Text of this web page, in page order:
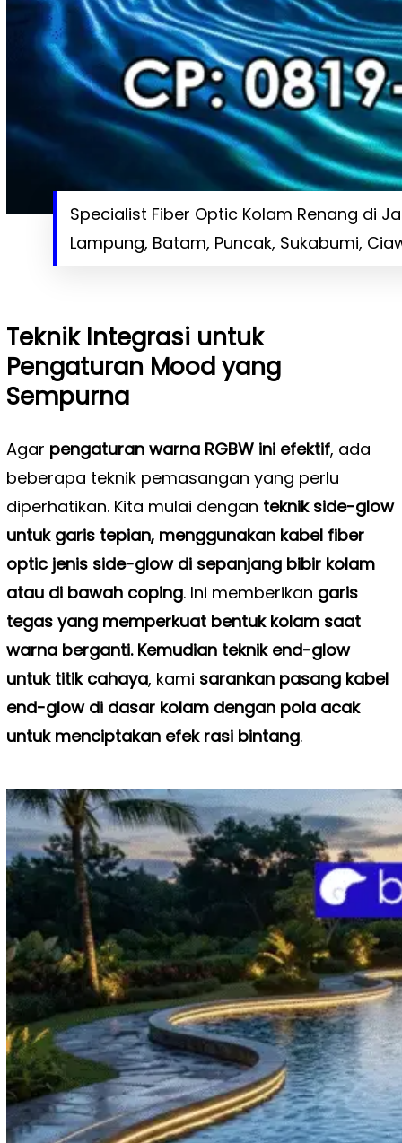
Specialist Fiber Optic Kolam Renang di
Lampung, Batam, Puncak, Sukabumi,
Teknik Integrasi untuk
Pengaturan Mood yang
Sempurna
Agar pengaturan warna RGBW ini efektif, ada
beberapa teknik pemasangan yang perlu
diperhatikan. Kita mulai dengan teknik side-glow
untuk garis tepian, menggunakan kabel fiber
optic jenis side-glow di sepanjang bibir kolam
atau di bawah coping. Ini memberikan garis
tegas yang memperkuat bentuk kolam saat
warna berganti. Kemudian teknik end-glow
untuk titik cahaya, kami sarankan pasang kabel
end-glow di dasar kolam dengan pola acak
untuk menciptakan efek rasi bintang.